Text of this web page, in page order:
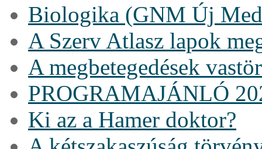
Biologika (GNM Új
A Szerv Atlasz lapok
A megbetegedések
PROGRAMAJÁNLÓ
Ki az a Hamer doktor?